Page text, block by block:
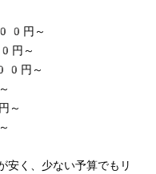
円～
～
円～
～
安く、少ない予算でもリ